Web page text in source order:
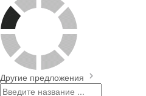
Другие предложения